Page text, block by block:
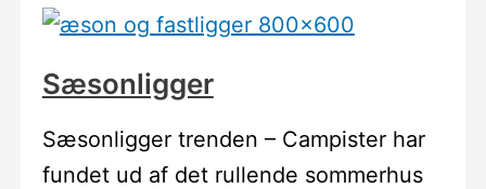
Sæsonligger
Sæsonligger trenden – Campister har
fundet ud af det rullende sommerhus